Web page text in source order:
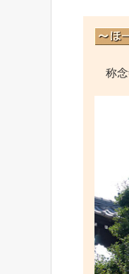
称念